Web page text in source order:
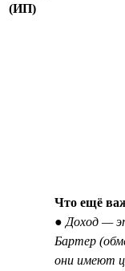
(ИП)
Что ещё
● Доход —
Бартер
они имеют